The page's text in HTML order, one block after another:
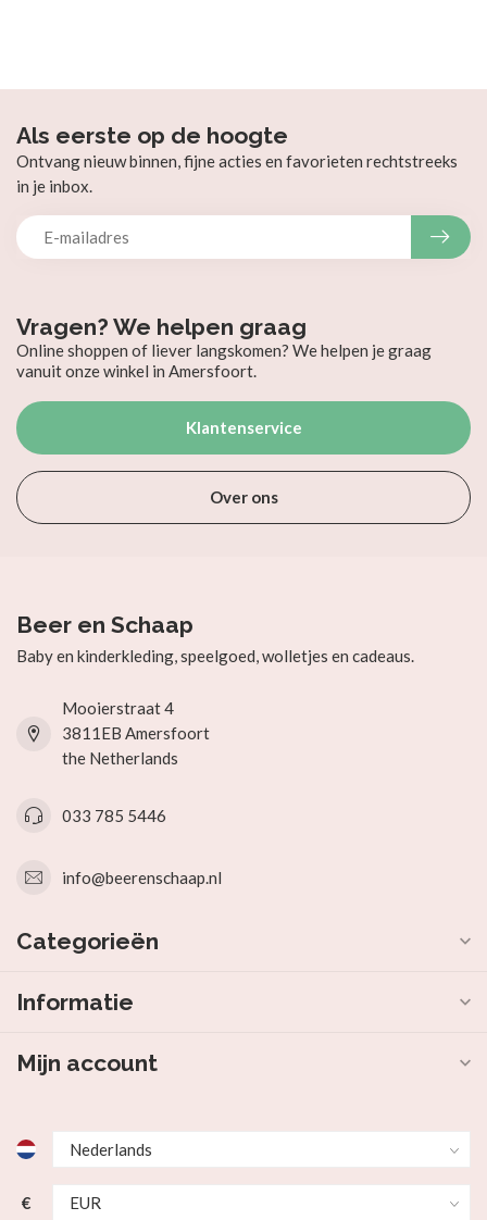
Vragen? We helpen graag
Online shoppen of liever langskomen? We helpen je graag
vanuit onze winkel in Amersfoort.
Klantenservice
Over ons
Als eerste op de hoogte
Ontvang nieuw binnen, fijne acties en favorieten rechtstreeks
in je inbox.
Beer en Schaap
Baby en kinderkleding, speelgoed, wolletjes en cadeaus.
Mooierstraat 4
3811EB Amersfoort
the Netherlands
033 785 5446
info@beerenschaap.nl
Categorieën
Informatie
Mijn account
€